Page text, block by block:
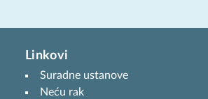
Linkovi
Suradne ustanove
Neću rak